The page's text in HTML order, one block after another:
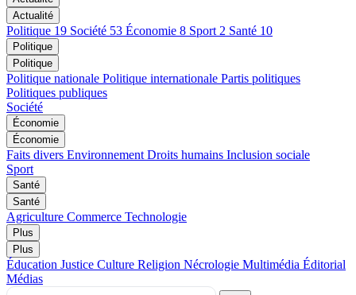
Actualité
Politique 19 Société 53 Économie 8 Sport 2 Santé 10
Politique
Politique
Politique nationale Politique internationale Partis politiques
Politiques publiques
Société
Économie
Économie
Faits divers Environnement Droits humains Inclusion sociale
Sport
Santé
Santé
Agriculture Commerce Technologie
Plus
Plus
Éducation Justice Culture Religion Nécrologie Multimédia Éditorial
Médias